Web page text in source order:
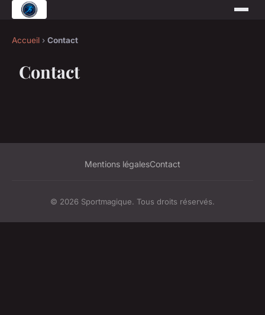
Accueil › Contact
Contact
Mentions légalesContact
© 2026 Sportmagique. Tous droits réservés.